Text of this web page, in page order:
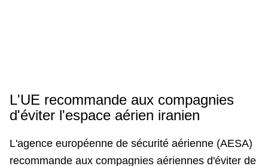
L'UE recommande aux compagnies
d'éviter l'espace aérien iranien
L'agence européenne de sécurité aérienne (AESA)
recommande aux compagnies aériennes d'éviter de